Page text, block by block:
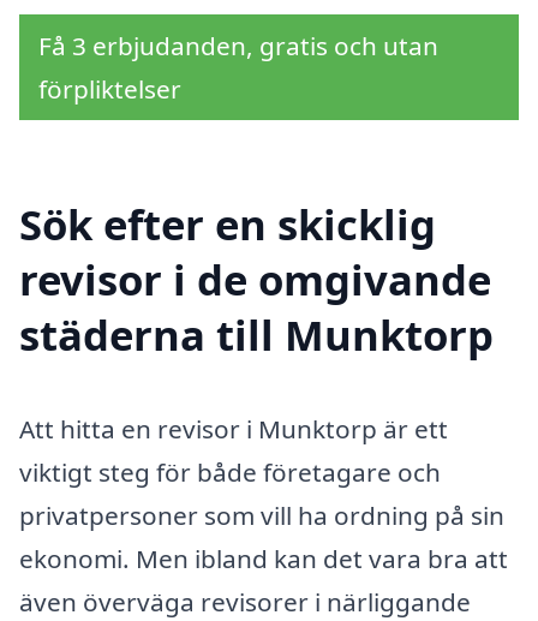
Få 3 erbjudanden, gratis och utan
förpliktelser
Sök efter en skicklig
revisor i de omgivande
städerna till Munktorp
Att hitta en revisor i Munktorp är ett
viktigt steg för både företagare och
privatpersoner som vill ha ordning på sin
ekonomi. Men ibland kan det vara bra att
även överväga revisorer i närliggande